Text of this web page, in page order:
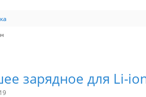
зарядное для Li-